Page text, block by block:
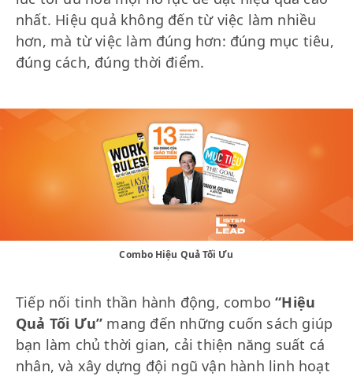
nhất. Hiệu quả không đến từ việc làm nhiều
hơn, mà từ việc làm đúng hơn: đúng mục tiêu,
đúng cách, đúng thời điểm.
Combo Hiệu Quả Tối Ưu
Tiếp nối tinh thần hành động, combo “Hiệu
Quả Tối Ưu” mang đến những cuốn sách giúp
bạn làm chủ thời gian, cải thiện năng suất cá
nhân, và xây dựng đội ngũ vận hành linh hoạt